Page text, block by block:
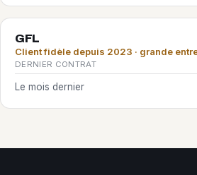
GFL
Client fidèle depuis 2023 · grande
DERNIER CONTRAT
Le mois dernier